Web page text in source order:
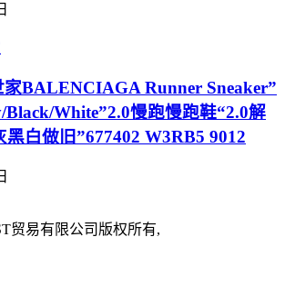
家BALENCIAGA Runner Sneaker”
White”2.0慢跑慢跑鞋“2.0解
黑白做旧”677402 W3RB5 9012
贸易有限公司版权所有,